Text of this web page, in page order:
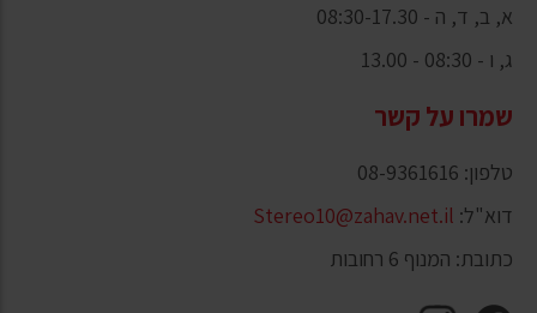
א, ב, ד, ה - 08:30-17.30
ג, ו - 08:30 - 13.00
שמרו על קשר
טלפון: 08-9361616
דוא"ל: Stereo10@zahav.net.il
כתובת: המנוף 6 רחובות